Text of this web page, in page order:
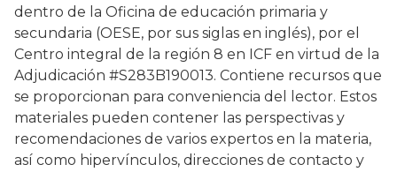
dentro de la Oficina de educación primaria y
secundaria (OESE, por sus siglas en inglés), por el
Centro integral de la región 8 en ICF en virtud de la
Adjudicación #S283B190013. Contiene recursos que
se proporcionan para conveniencia del lector. Estos
materiales pueden contener las perspectivas y
recomendaciones de varios expertos en la materia,
así como hipervínculos, direcciones de contacto y